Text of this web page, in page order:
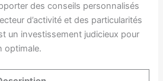
des conseils personnalisés
d’activité et des particularités
un investissement judicieux pour
optimale.